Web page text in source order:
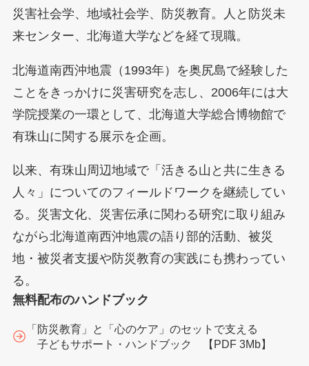
災害社会学、地域社会学、防災教育。人と防災未
来センター、北海道大学などを経て現職。
北海道南西沖地震（1993年）を奥尻島で経験した
ことをきっかけに災害研究を志し、2006年には大
学院授業の一環として、北海道大学総合博物館で
有珠山に関する展示を企画。
以来、有珠山周辺地域で「活きる山と共に生きる
人々」についてのフィールドワークを継続してい
る。災害文化、災害伝承に関わる研究に取り組み
ながら北海道南西沖地震の語り部的活動、被災
地・被災者支援や防災教育の実践にも携わってい
る。
無料配布のハンドブック
「防災教育」と「心のケア」のセットで支える
子どもサポート・ハンドブック 【PDF 3Mb】